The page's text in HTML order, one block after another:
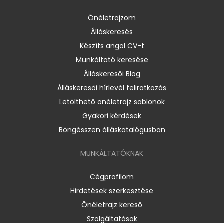
Önéletrajzom
Álláskeresés
Készíts angol CV-t
Munkáltató keresése
Álláskeresői Blog
Álláskeresői hírlevél feliratkozás
Letölthető önéletrajz sablonok
Gyakori kérdések
Böngésszen álláskatalógusban
MUNKÁLTATÓKNAK
Cégprofilom
Hirdetések szerkesztése
Önéletrajz kereső
Szolgáltatások